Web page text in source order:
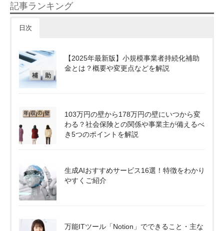
記事ランキング
日次
【2025年最新版】小規模事業者持続化補助
金とは？概要や変更点などを解説
103万円の壁から178万円の壁にいつから変
わる？社会保険との関係や事業主が備えるべ
き5つのポイントを解説
生成AIおすすめサービス16選！特徴をわかり
やすくご紹介
万能ITツール「Notion」でできること・主な